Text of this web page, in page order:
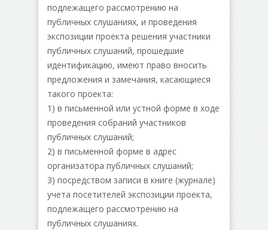
подлежащего рассмотрению на
публичных слушаниях, и проведения
экспозиции проекта решения участники
публичных слушаний, прошедшие
идентификацию, имеют право вносить
предложения и замечания, касающиеся
такого проекта:
1) в письменной или устной форме в ходе
проведения собраний участников
публичных слушаний;
2) в письменной форме в адрес
организатора публичных слушаний;
3) посредством записи в книге (журнале)
учета посетителей экспозиции проекта,
подлежащего рассмотрению на
публичных слушаниях.